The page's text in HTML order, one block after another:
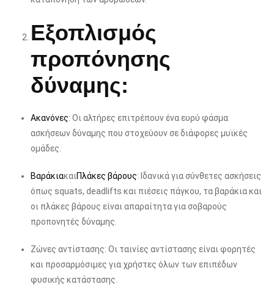
Εξοπλισμός
προπόνησης
δύναμης:
Ακανόνες: Οι αλτήρες επιτρέπουν ένα ευρύ φάσμα
ασκήσεων δύναμης που στοχεύουν σε διάφορες μυϊκές
ομάδες.
ΒαράκιακαιΠλάκες βάρους: Ιδανικά για σύνθετες ασκήσεις
όπως squats, deadlifts και πιέσεις πάγκου, τα βαράκια και
οι πλάκες βάρους είναι απαραίτητα για σοβαρούς
προπονητές δύναμης.
Ζώνες αντίστασης: Οι ταινίες αντίστασης είναι φορητές
και προσαρμόσιμες για χρήστες όλων των επιπέδων
φυσικής κατάστασης.